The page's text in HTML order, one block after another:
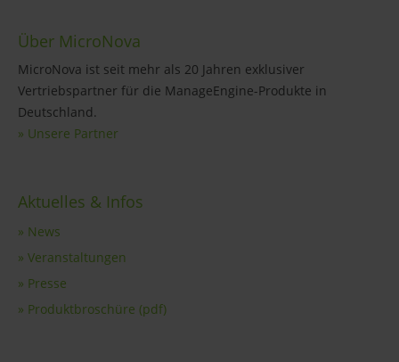
Über MicroNova
MicroNova ist seit mehr als 20 Jahren exklusiver
Vertriebspartner für die ManageEngine-Produkte in
Deutschland.
» Unsere Partner
Aktuelles & Infos
» News
» Veranstaltungen
» Presse
» Produktbroschüre (pdf)